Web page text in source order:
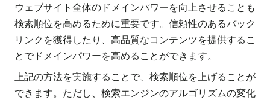
ウェブサイト全体のドメインパワーを向上させることも
検索順位を高めるために重要です。信頼性のあるバック
リンクを獲得したり、高品質なコンテンツを提供するこ
とでドメインパワーを高めることができます。
上記の方法を実施することで、検索順位を上げることが
できます。ただし、検索エンジンのアルゴリズムの変化